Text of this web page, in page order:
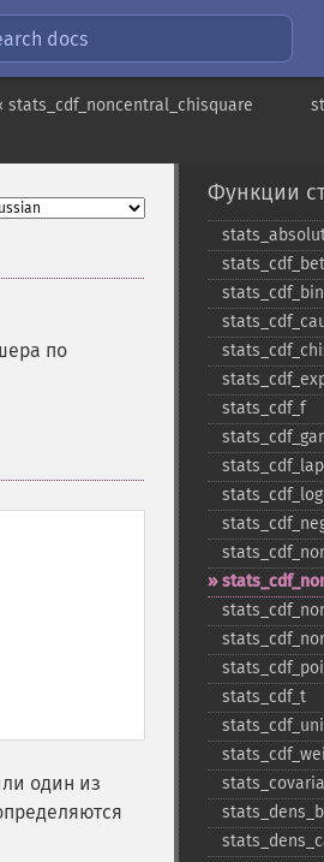
docs
stats_cdf_noncentral_chisquare
по
один из
Функции
stats_​cdf_​f
stats_​cdf_​t